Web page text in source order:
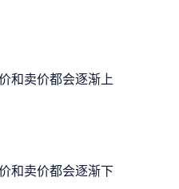
和卖价都会逐渐上
和卖价都会逐渐下